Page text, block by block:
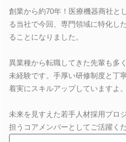
創業から約70年！医療機器商社と
る当社で今回、専門領域に特化し
ることになりました。
異業種から転職してきた先輩も多
未経験です。手厚い研修制度と丁
着実にスキルアップしていますよ。
未来を見すえた若手人材採用プロ
担うコアメンバーとしてご活躍くだ